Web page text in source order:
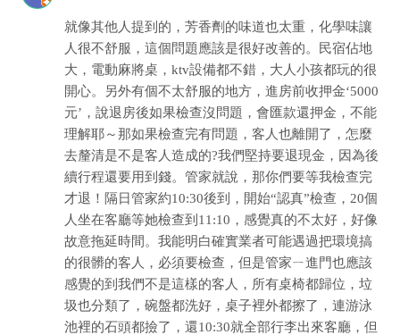
就像其他人提到的，芳香劑的味道也太重，化學味讓
人很不舒服，這個問題應該是很好改善的。民宿佔地
大，電動麻將桌，ktv設備都不錯，大人小孩都玩的很
開心。另外有個不太舒服的地方，進房前收押金‘5000
元’，說退房後如果檢查沒問題，會匯款還押金，不能
理解耶～那如果檢查完有問題，客人也離開了，怎麼
去釐清是不是客人造成的?我們堅持要退現金，因為後
續行程還要用到錢。管家就說，那你們要等我檢查完
才退！隔日管家約10:30後到，開始“認真”檢查，20個
人坐在客廳等她檢查到11:10，感覺真的不太好，好像
故意拖延時間。我能明白確實業者可能遇過把環境搞
的很髒的客人，必須要檢查，但是管家ㄧ進門也應該
感覺的到我們不是這樣的客人，所有桌椅都歸位，垃
圾也分類了，碗盤都洗好，桌子裡外都擦了，連游泳
池裡的石頭都撿了，還10:30就全部行李出來客廳，但